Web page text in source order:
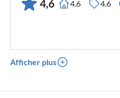
4,6 4.6 4.6
Afficher plus